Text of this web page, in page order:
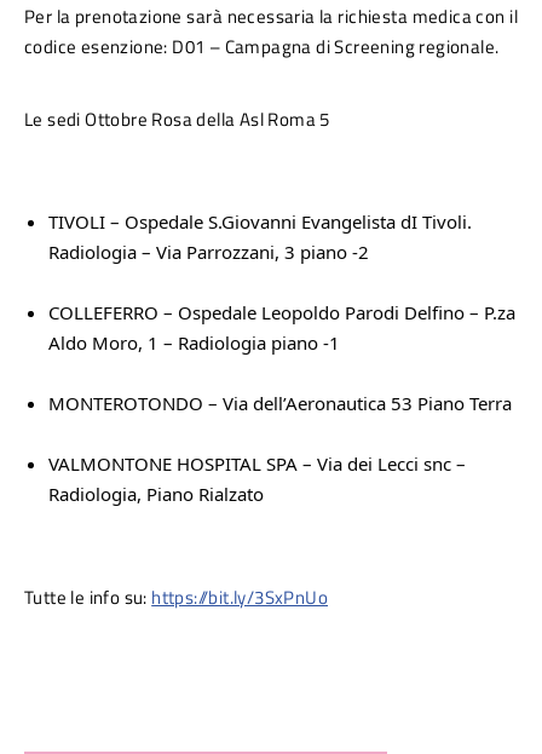
Per la prenotazione sarà necessaria la richiesta medica con il
codice esenzione: D01 – Campagna di Screening regionale.
Le sedi Ottobre Rosa della Asl Roma 5
TIVOLI – Ospedale S.Giovanni Evangelista dI Tivoli.
Radiologia – Via Parrozzani, 3 piano -2
COLLEFERRO – Ospedale Leopoldo Parodi Delfino – P.za
Aldo Moro, 1 – Radiologia piano -1
MONTEROTONDO – Via dell’Aeronautica 53 Piano Terra
VALMONTONE HOSPITAL SPA – Via dei Lecci snc –
Radiologia, Piano Rialzato
Tutte le info su: https://bit.ly/3SxPnUo